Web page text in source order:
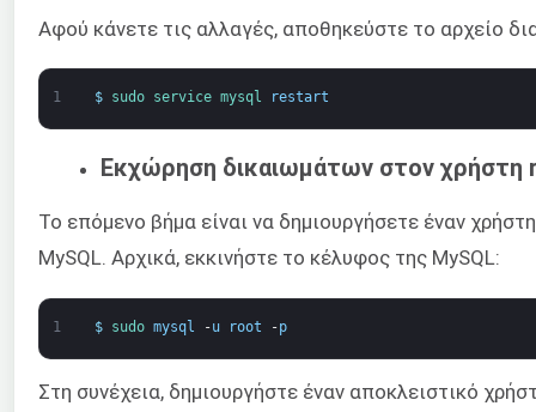
Αφού κάνετε τις αλλαγές, αποθηκεύστε το αρχείο
1 $ sudo service mysql restart
Εκχώρηση δικαιωμάτων στον χρήστη
Το επόμενο βήμα είναι να δημιουργήσετε έναν
MySQL. Αρχικά, εκκινήστε το κέλυφος της MySQL:
1 $ sudo mysql -u root -p
Στη συνέχεια, δημιουργήστε έναν αποκλειστικό